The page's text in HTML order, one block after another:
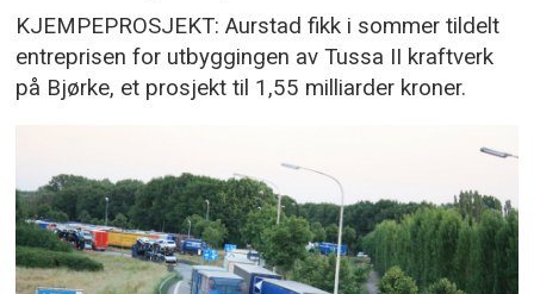
KJEMPEPROSJEKT: Aurstad fikk i sommer tildelt
entreprisen for utbyggingen av Tussa II kraftverk
på Bjørke, et prosjekt til 1,55 milliarder kroner.